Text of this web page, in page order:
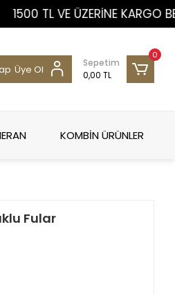
TL VE ÜZERİNE KARGO
Üye Ol
0
Sepetim
0,00 TL
KOMBİN ÜRÜNLER
Fular